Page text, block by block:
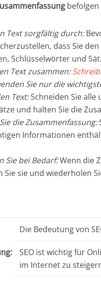
Text sorgfältig durch:
dass Sie
Schlüsselwörter und
Text zusammen:
Sie nur die
Text:Schneiden Sie alle
und halten Sie die
die Zusammenfassung:
Informationen
Sie bei Bedarf:Wenn die
sie und wiederholen
Die Bedeutung von
SEO ist wichtig für
im Internet zu
JA,